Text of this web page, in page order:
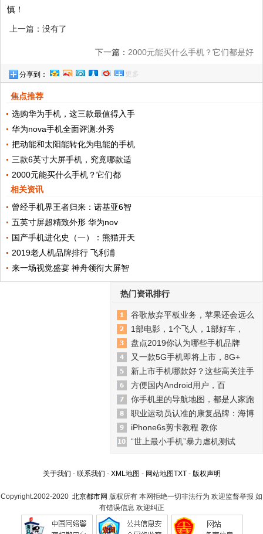
慎！
上一篇：没有了
下一篇： 2000元能买什么手机？它们都是好
分享到： 更多
焦点推荐
选购华为手机，这三款最值得入手
华为nova手机全面评测:外秀
把动能和太阳能转化为电能的手机
三款6英寸大屏手机，究竟哪款适
2000元能买什么手机？它们都
相关资讯
曾经手机界王者归来：诺基亚6智
五英寸屏超精致外形 华为nov
国产手机进化史（一）：熊猫开天
2019老人机品牌排行 飞利浦
来一场视觉盛宴 神舟领衔大屏智
热门资讯排行
谷歌放弃平板业务，苹果还会远么
1部电影，1个飞人，1部好车，
盘点2019你认为哪些手机品牌
又一款5G手机即将上市，8G+
新上市手机哪款好？这些高关注手
方便国内Android用户，百
你手机里的导航地图，都是人家跑
职业运动员认准的康复品牌：海博
iPhone6s剪卡教程 教你
“世上最小手机”暴力虐机测试
关于我们 - 联系我们 - XML地图 - 网站地图TXT- 版权声明
Copyright.2002-2020 北京都市网 版权所有 本网拒绝一切非法行为 欢迎监督举报 如
有错误信息 欢迎纠正